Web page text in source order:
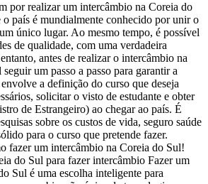
por realizar um intercâmbio na Coreia do
o país é mundialmente conhecido por unir o
único lugar. Ao mesmo tempo, é possível
de qualidade, com uma verdadeira
antes de realizar o intercâmbio na
um passo a passo para garantir a
a definição do curso que deseja
solicitar o visto de estudante e obter
de Estrangeiro) ao chegar ao país. É
sobre os custos de vida, seguro saúde
para o curso que pretende fazer.
fazer um intercâmbio na Coreia do Sul!
do Sul para fazer intercâmbio Fazer um
Sul é uma escolha inteligente para